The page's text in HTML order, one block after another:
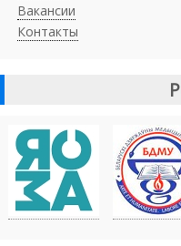
Вакансии
Контакты